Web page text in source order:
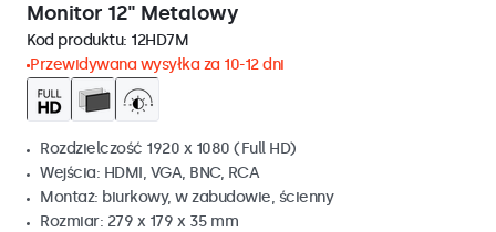
Monitor 12" Metalowy
Kod produktu: 12HD7M
Przewidywana wysyłka za 10-12 dni
Rozdzielczość 1920 x 1080 (Full HD)
Wejścia: HDMI, VGA, BNC, RCA
Montaż: biurkowy, w zabudowie, ścienny
Rozmiar: 279 x 179 x 35 mm